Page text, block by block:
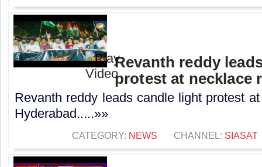
Revanth reddy
protest at necklace
Revanth reddy leads candle light protest
Hyderabad.....»»
CATEGORY: NEWS CHANNEL: SIASAT